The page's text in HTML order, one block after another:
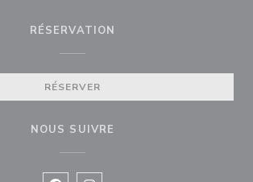
RÉSERVATION
RÉSERVER
NOUS SUIVRE